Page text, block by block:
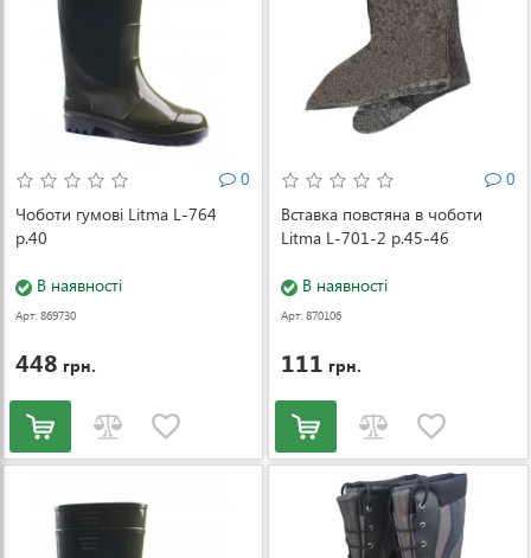
0
Чоботи гумові Litma L-764
р.40
В наявності
Арт: 869730
448 грн.
0
Вставка повстяна в чоботи
Litma L-701-2 р.45-46
В наявності
Арт: 870106
111 грн.